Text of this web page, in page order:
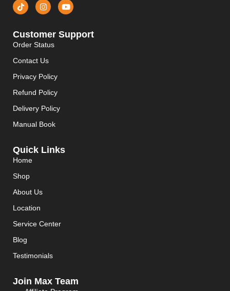
Customer Support
Order Status
Contact Us
Privacy Policy
Refund Policy
Delivery Policy
Manual Book
Quick Links
Home
Shop
About Us
Location
Service Center
Blog
Testimonials
Join Max Team